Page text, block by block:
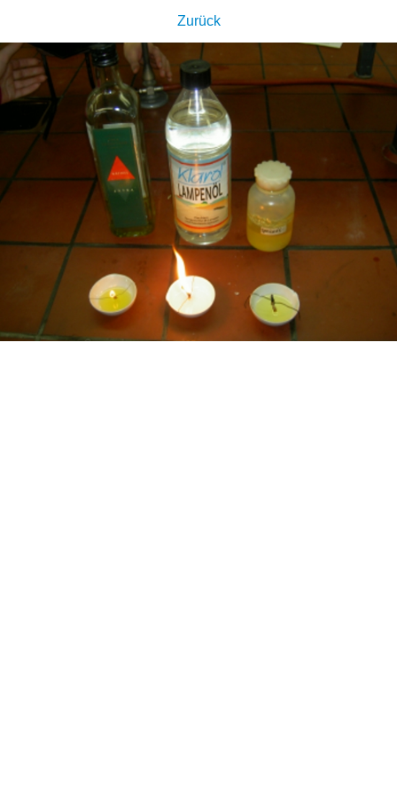
Zurück